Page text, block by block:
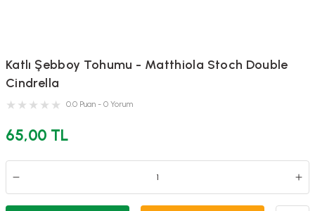
Katlı Şebboy Tohumu - Matthiola Stoch Double
Cindrella
0.0 Puan - 0 Yorum
65,00 TL